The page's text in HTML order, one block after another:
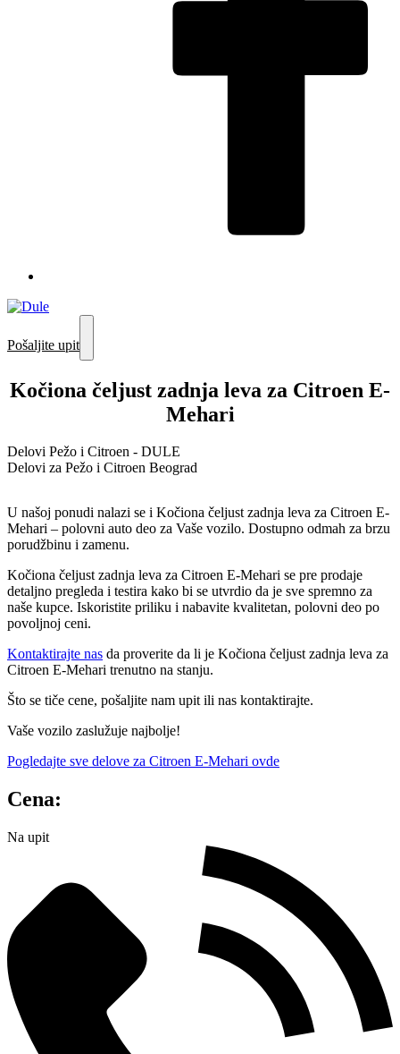
Pošaljite upit
Kočiona čeljust zadnja leva za Citroen E-
Mehari
Delovi Pežo i Citroen - DULE
Delovi za Pežo i Citroen Beograd
U našoj ponudi nalazi se i Kočiona čeljust zadnja leva za Citroen E-
Mehari – polovni auto deo za Vaše vozilo. Dostupno odmah za brzu
porudžbinu i zamenu.
Kočiona čeljust zadnja leva za Citroen E-Mehari se pre prodaje
detaljno pregleda i testira kako bi se utvrdio da je sve spremno za
naše kupce. Iskoristite priliku i nabavite kvalitetan, polovni deo po
povoljnoj ceni.
Kontaktirajte nas da proverite da li je Kočiona čeljust zadnja leva za
Citroen E-Mehari trenutno na stanju.
Što se tiče cene, pošaljite nam upit ili nas kontaktirajte.
Vaše vozilo zaslužuje najbolje!
Pogledajte sve delove za Citroen E-Mehari ovde
Cena:
Na upit